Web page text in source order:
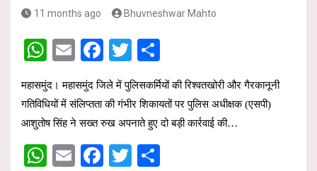
11 months ago Bhuvneshwar Mahto
W
at
s
A
p
E
m
ail
F
a
ce
b
o
o
T
wi
tt
er
h
ar
e
महासमुंद। महासमुंद जिले में पुलिसकर्मियों की रिश्वतखोरी और गैरकानूनी
गतिविधियों में संलिप्तता की गंभीर शिकायतों पर पुलिस अधीक्षक (एसपी)
आशुतोष सिंह ने सख्त रुख अपनाते हुए दो बड़ी कार्रवाई की…
W E
F
T